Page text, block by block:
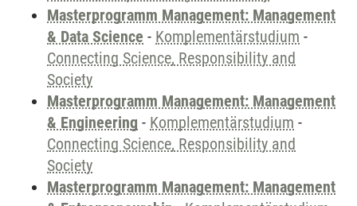
Masterprogramm Management: Management
& Data Science - Komplementärstudium -
Connecting Science, Responsibility and
Society
Masterprogramm Management: Management
& Engineering - Komplementärstudium -
Connecting Science, Responsibility and
Society
Masterprogramm Management: Management